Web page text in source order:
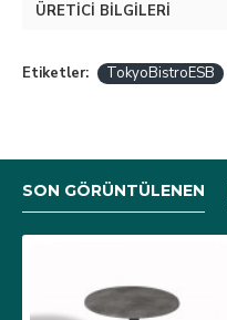
ÜRETICI BILGILERI
Etiketler: TokyoBistroESB
SON GÖRÜNTÜLENEN